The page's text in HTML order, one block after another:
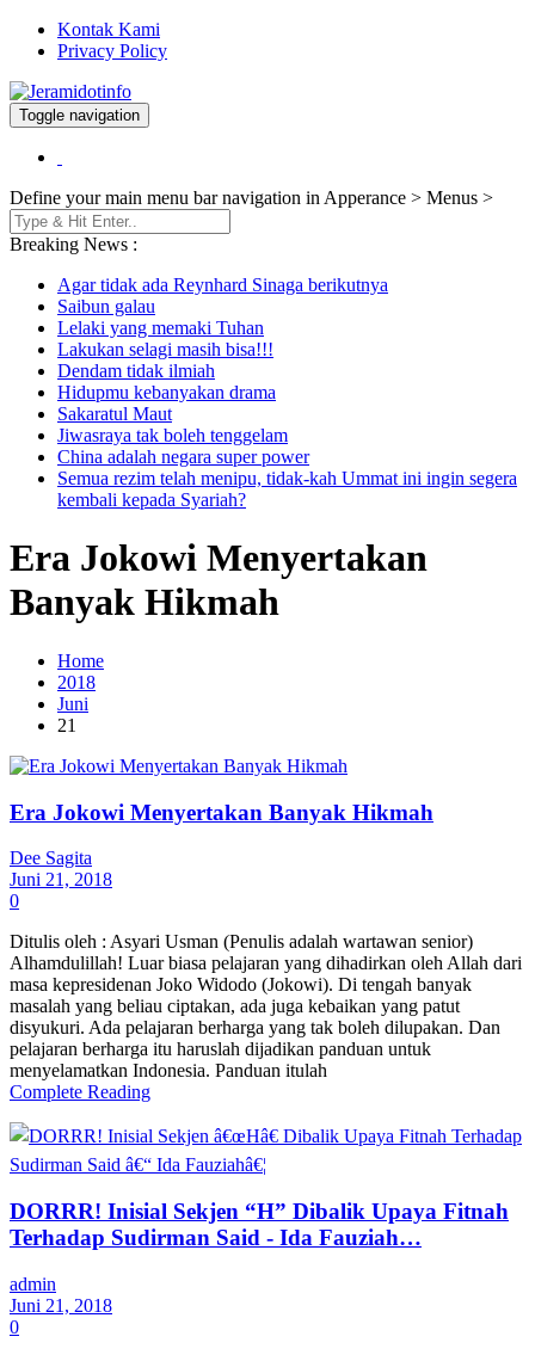
Kontak Kami
Privacy Policy
Jeramidotinfo
Berita dan Informasi Terkini
Toggle navigation
Define your main menu bar navigation in Apperance > Menus >
Breaking News :
Agar tidak ada Reynhard Sinaga berikutnya
Saibun galau
Lelaki yang memaki Tuhan
Lakukan selagi masih bisa!!!
Dendam tidak ilmiah
Hidupmu kebanyakan drama
Sakaratul Maut
Jiwasraya tak boleh tenggelam
China adalah negara super power
Semua rezim telah menipu, tidak-kah Ummat ini ingin segera
kembali kepada Syariah?
Era Jokowi Menyertakan
Banyak Hikmah
Home
2018
Juni
21
Era Jokowi Menyertakan Banyak Hikmah
Dee Sagita
Juni 21, 2018
0
Ditulis oleh : Asyari Usman (Penulis adalah wartawan senior)
Alhamdulillah! Luar biasa pelajaran yang dihadirkan oleh Allah dari
masa kepresidenan Joko Widodo (Jokowi). Di tengah banyak
masalah yang beliau ciptakan, ada juga kebaikan yang patut
disyukuri. Ada pelajaran berharga yang tak boleh dilupakan. Dan
pelajaran berharga itu haruslah dijadikan panduan untuk
menyelamatkan Indonesia. Panduan itulah
Complete Reading
DORRR! Inisial Sekjen “H” Dibalik Upaya Fitnah
Terhadap Sudirman Said - Ida Fauziah…
admin
Juni 21, 2018
0